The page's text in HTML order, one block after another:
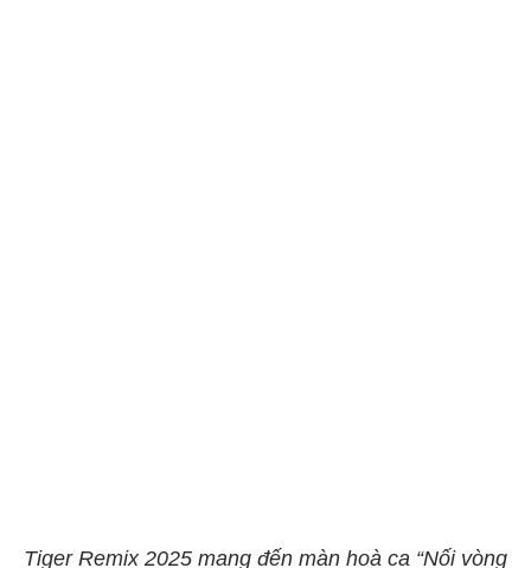
Tiger Remix 2025 mang đến màn hoà ca “Nối vòng